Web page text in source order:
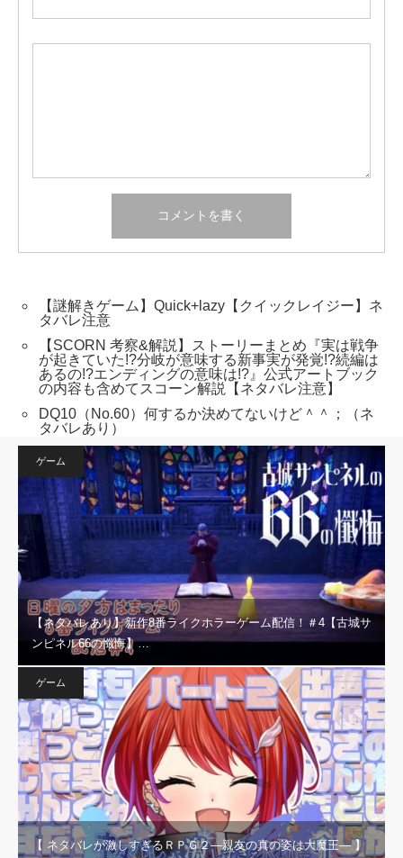
【謎解きゲーム】Quick+lazy【クイックレイジー】ネ
タバレ注意
【SCORN 考察&解説】ストーリーまとめ『実は戦争
が起きていた!?分岐が意味する新事実が発覚!?続編は
あるの!?エンディングの意味は!?』公式アートブック
の内容も含めてスコーン解説【ネタバレ注意】
DQ10（No.60）何するか決めてないけど＾＾；（ネ
タバレあり）
ゲーム
【ネタバレあり】新作8番ライクホラーゲーム配信！＃4【古城サ
ンピネル66の懺悔】…
ゲーム
【 ネタバレが激しすぎるＲＰＧ２―親友の真の姿は大魔王― 】